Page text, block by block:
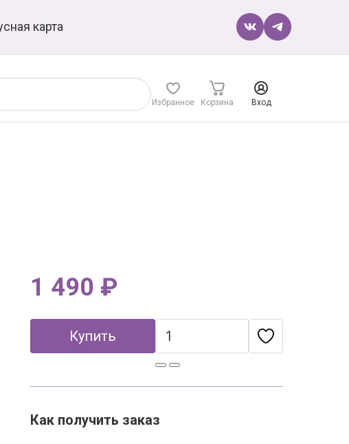
карта
Избранное Корзина Вход
1 490 ₽
Купить
Как получить заказ